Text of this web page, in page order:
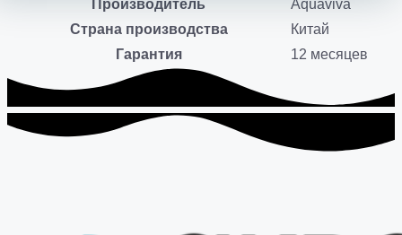
Производитель
Aquaviva
Страна производства
Китай
Гарантия
12 месяцев